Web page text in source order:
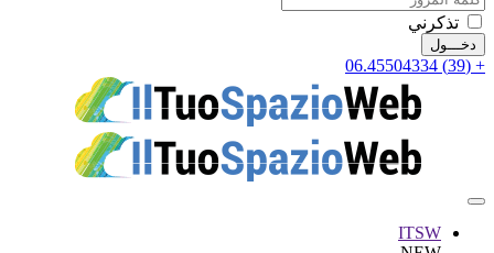
تذكرني
+ (39) 06.45504334
ITSW